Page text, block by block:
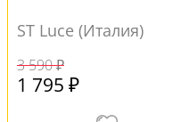
ST Luce (Италия)
3 590 ₽
1 795 ₽